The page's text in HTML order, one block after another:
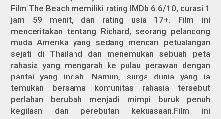
Film The Beach memiliki rating IMDb 6.6/10, durasi 1
jam 59 menit, dan rating usia 17+. Film ini
menceritakan tentang Richard, seorang pelancong
muda Amerika yang sedang mencari petualangan
sejati di Thailand dan menemukan sebuah peta
rahasia yang mengarah ke pulau perawan dengan
pantai yang indah. Namun, surga dunia yang ia
temukan bersama komunitas rahasia tersebut
perlahan berubah menjadi mimpi buruk penuh
kegilaan dan perebutan kekuasaan.Film ini